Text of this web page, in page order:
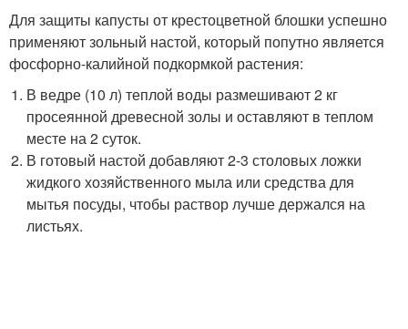
Для защиты капусты от крестоцветной блошки успешно
применяют зольный настой, который попутно является
фосфорно-калийной подкормкой растения:
В ведре (10 л) теплой воды размешивают 2 кг
просеянной древесной золы и оставляют в теплом
месте на 2 суток.
В готовый настой добавляют 2-3 столовых ложки
жидкого хозяйственного мыла или средства для
мытья посуды, чтобы раствор лучше держался на
листьях.